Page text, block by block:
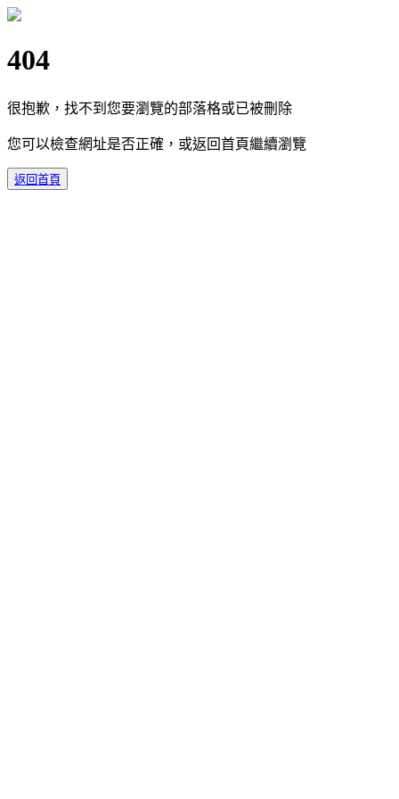
404
很抱歉，找不到您要瀏覽的部落格或已被刪除
您可以檢查網址是否正確，或返回首頁繼續瀏覽
返回首頁